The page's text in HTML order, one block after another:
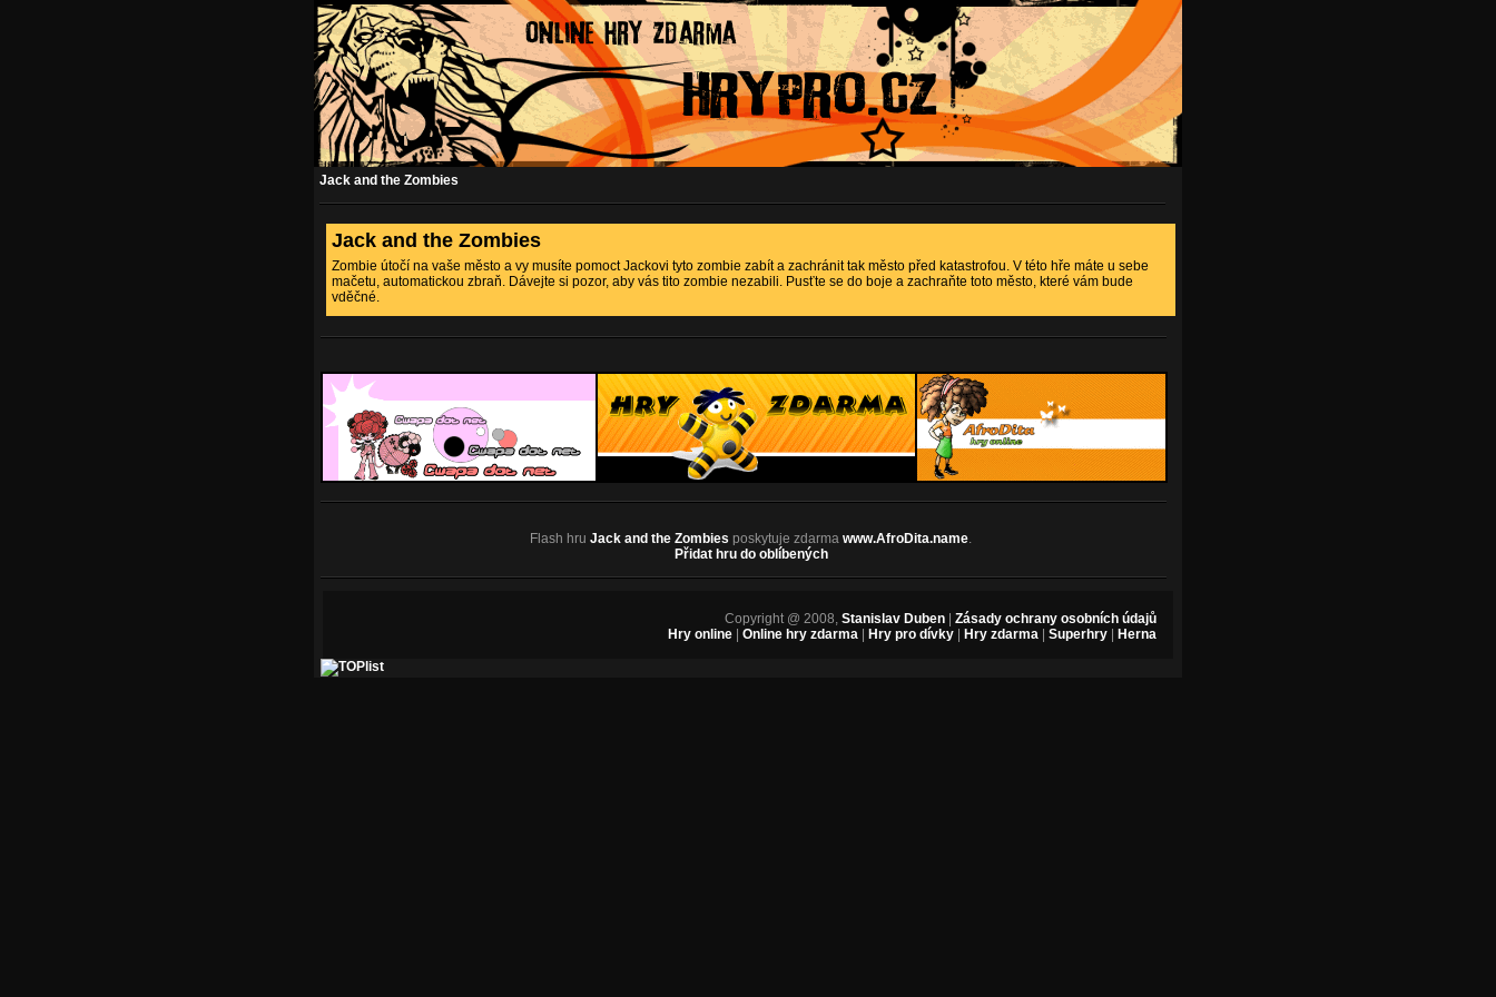
Jack and the Zombies
Jack and the Zombies
Zombie útočí na vaše město a vy musíte pomoct Jackovi tyto zombie zabít a zachránit tak město před katastrofou. V této hře máte u sebe
mačetu, automatickou zbraň. Dávejte si pozor, aby vás tito zombie nezabili. Pusťte se do boje a zachraňte toto město, které vám bude
vděčné.
Flash hru Jack and the Zombies poskytuje zdarma www.AfroDita.name.
Přidat hru do oblíbených
Copyright @ 2008, Stanislav Duben
Zásady ochrany osobních údajů
Hry online
Online hry zdarma Hry pro dívky Hry zdarma Superhry Herna